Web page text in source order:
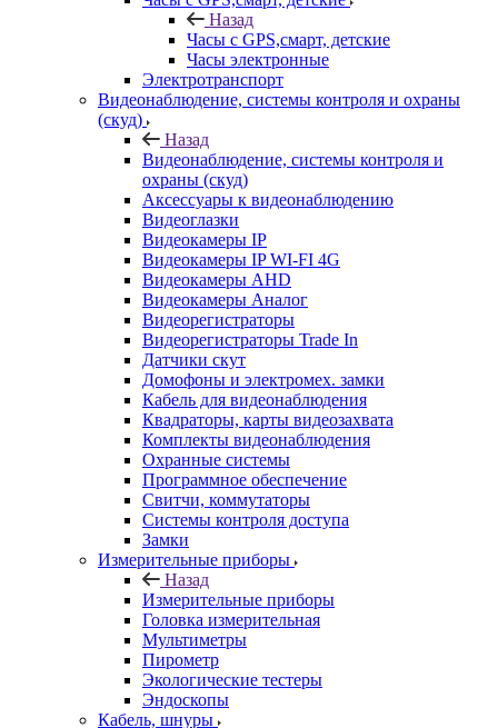
Назад
Часы с GPS,смарт, детские
Часы электронные
Электротранспорт
Видеонаблюдение, системы контроля и охраны
(скуд)
Назад
Видеонаблюдение, системы контроля и
охраны (скуд)
Аксессуары к видеонаблюдению
Видеоглазки
Видеокамеры IP
Видеокамеры IP WI-FI 4G
Видеокамеры AHD
Видеокамеры Аналог
Видеорегистраторы
Видеорегистраторы Trade In
Датчики скут
Домофоны и электромех. замки
Кабель для видеонаблюдения
Квадраторы, карты видеозахвата
Комплекты видеонаблюдения
Охранные системы
Программное обеспечение
Свитчи, коммутаторы
Системы контроля доступа
Замки
Измерительные приборы
Назад
Измерительные приборы
Головка измерительная
Мультиметры
Пирометр
Экологические тестеры
Эндоскопы
Кабель, шнуры